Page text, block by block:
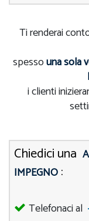
Ti renderai
spessouna sola
i clienti
Chiedici una
IMPEGNO :
Telefonaci al